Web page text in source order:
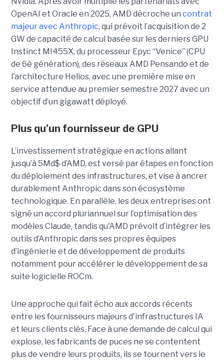
OpenAI et Oracle en 2025, AMD décroche un contrat
majeur avec Anthropic, qui prévoit l’acquisition de 2
GW de capacité de calcul basée sur les derniers GPU
Instinct MI455X, du processeur Epyc “Venice” (CPU
de 6è génération), des réseaux AMD Pensando et de
l’architecture Helios, avec une première mise en
service attendue au premier semestre 2027 avec un
objectif d’un gigawatt déployé.
Plus qu’un fournisseur de GPU
L’investissement stratégique en actions allant
jusqu’à 5Md$ d’AMD, est versé par étapes en fonction
du déploiement des infrastructures, et vise à ancrer
durablement Anthropic dans son écosystème
technologique. En parallèle, les deux entreprises ont
signé un accord pluriannuel sur l’optimisation des
modèles Claude, tandis qu'AMD prévoit d’intégrer les
outils d’Anthropic dans ses propres équipes
d’ingénierie et de développement de produits
notamment pour accélérer le développement de sa
suite logicielle ROCm.
Une approche qui fait écho aux accords récents
entre les fournisseurs majeurs d'infrastructures IA
et leurs clients clés. Face à une demande de calcul qui
explose, les fabricants de puces ne se contentent
plus de vendre leurs produits, ils se tournent vers le